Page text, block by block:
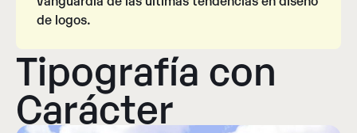
de logos.
Tipografía con
Carácter